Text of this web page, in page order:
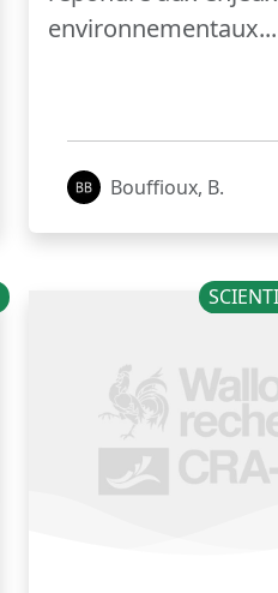
environnementaux...
Bouffioux, B.